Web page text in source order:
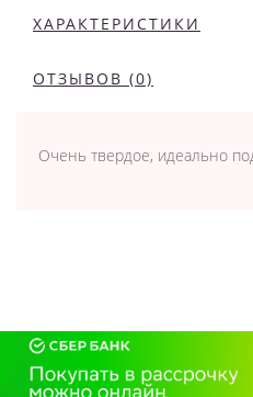
ХАРАКТЕРИСТИКИ
ОТЗЫВОВ (0)
Очень твердое, идеально